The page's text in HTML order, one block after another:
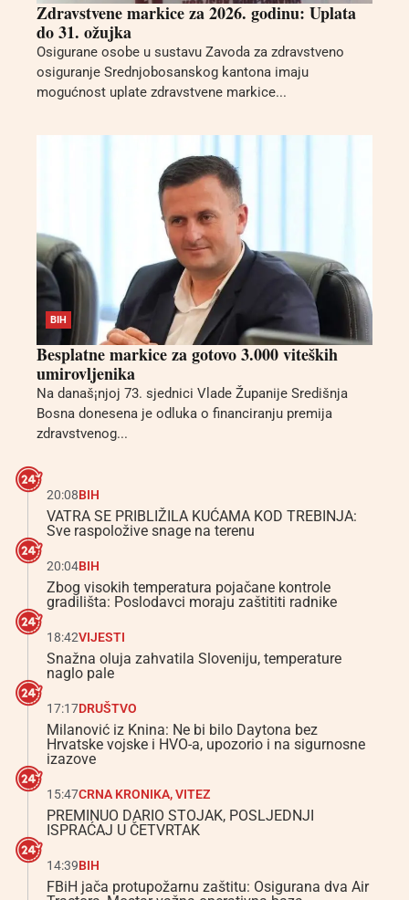
Zdravstvene markice za 2026. godinu: Uplata
do 31. ožujka
Osigurane osobe u sustavu Zavoda za zdravstveno
osiguranje Srednjobosanskog kantona imaju
mogućnost uplate zdravstvene markice...
BIH
Besplatne markice za gotovo 3.000 viteških
umirovljenika
Na današ¡njoj 73. sjednici Vlade Županije Središnja
Bosna donesena je odluka o financiranju premija
zdravstvenog...
20:08BIH
VATRA SE PRIBLIŽILA KUĆAMA KOD TREBINJA:
Sve raspoložive snage na terenu
20:04BIH
Zbog visokih temperatura pojačane kontrole
gradilišta: Poslodavci moraju zaštititi radnike
18:42VIJESTI
Snažna oluja zahvatila Sloveniju, temperature
naglo pale
17:17DRUŠTVO
Milanović iz Knina: Ne bi bilo Daytona bez
Hrvatske vojske i HVO-a, upozorio i na sigurnosne
izazove
15:47CRNA KRONIKA,VITEZ
PREMINUO DARIO STOJAK, POSLJEDNJI
ISPRAĆAJ U ČETVRTAK
14:39BIH
FBiH jača protupožarnu zaštitu: Osigurana dva Air